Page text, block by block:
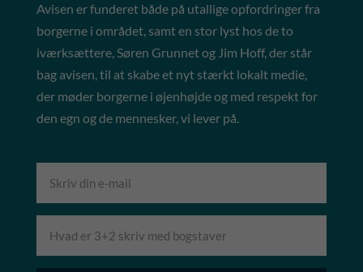
Avisen er funderet både på utallige opfordringer fra
borgerne i området, samt en stor lyst hos de to
iværksættere, Søren Grunnet og Jim Hoff, der står
bag avisen, til at skabe et nyt stærkt lokalt medie,
der møder borgerne i øjenhøjde og med respekt for
den egn og de mennesker, vi lever på.